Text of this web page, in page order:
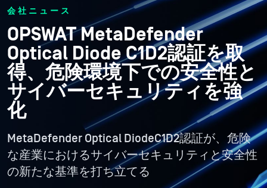
会社ニュース
OPSWAT MetaDefender
Optical Diode C1D2認証を取
得、危険環境下での安全性と
サイバーセキュリティを強
化
MetaDefender Optical DiodeC1D2認証が、危険
な産業におけるサイバーセキュリティと安全性
の新たな基準を打ち立てる